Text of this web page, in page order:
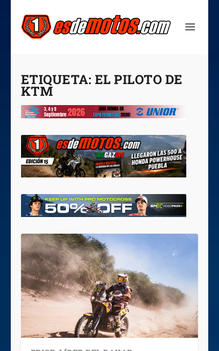
ETIQUETA: EL PILOTO DE
KTM